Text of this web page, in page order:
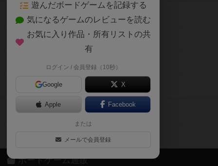
遊んだボードゲームを記録する
気になるゲームのレビューを読む
お気に入り作品・所有リストの共
有
ログイン / 会員登録（10秒）
Google X
Apple Facebook
または
メールで会員登録
ボードゲーム会情報
メカニクス特集
掲示板・トピックス
ボドとも・会員一覧
ボードゲーム業界コラム
ボドゲーマご利用案内
ボードゲーム通販